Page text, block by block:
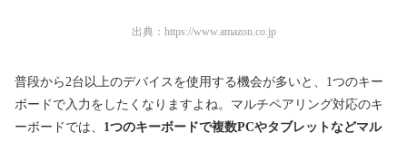
出典： https://www.amazon.co.jp
普段から2台以上のデバイスを使用する機会が多いと、1つのキー
ボードで入力をしたくなりますよね。マルチペアリング対応のキ
ーボードでは、 1つのキーボードで複数PCやタブレットなどマル